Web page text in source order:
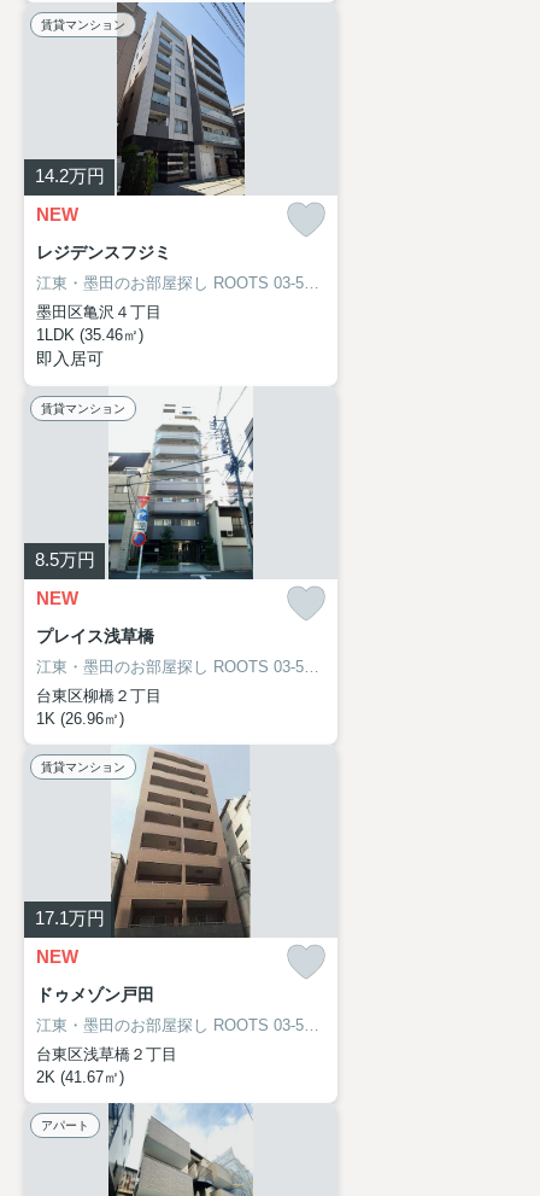
賃貸マンション
14.2万円
NEW
レジデンスフジミ
江東・墨田のお部屋探し ROOTS 03-5638-8866
墨田区亀沢４丁目
1LDK (35.46㎡)
即入居可
賃貸マンション
8.5万円
NEW
プレイス浅草橋
江東・墨田のお部屋探し ROOTS 03-5638-8866
台東区柳橋２丁目
1K (26.96㎡)
賃貸マンション
17.1万円
NEW
ドゥメゾン戸田
江東・墨田のお部屋探し ROOTS 03-5638-8866
台東区浅草橋２丁目
2K (41.67㎡)
アパート